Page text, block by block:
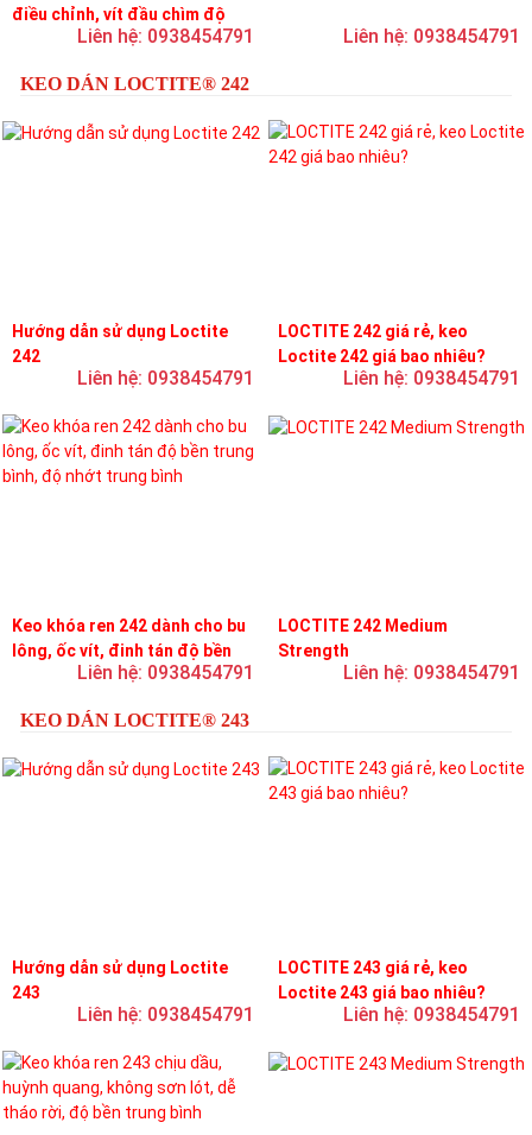
điều chỉnh, vít đầu chìm độ
bền thấpLiên hệ: 0938454791 Liên hệ: 0938454791
KEO DÁN LOCTITE® 242
Hướng dẫn sử dụng Loctite
242
Liên hệ: 0938454791
LOCTITE 242 giá rẻ, keo
Loctite 242 giá bao nhiêu?
Liên hệ: 0938454791
Keo khóa ren 242 dành cho bu
lông, ốc vít, đinh tán độ bền
trung bình, độ nhớt trung bình
Liên hệ: 0938454791
LOCTITE 242 Medium
Strength
Liên hệ: 0938454791
KEO DÁN LOCTITE® 243
Hướng dẫn sử dụng Loctite
243
Liên hệ: 0938454791
LOCTITE 243 giá rẻ, keo
Loctite 243 giá bao nhiêu?
Liên hệ: 0938454791